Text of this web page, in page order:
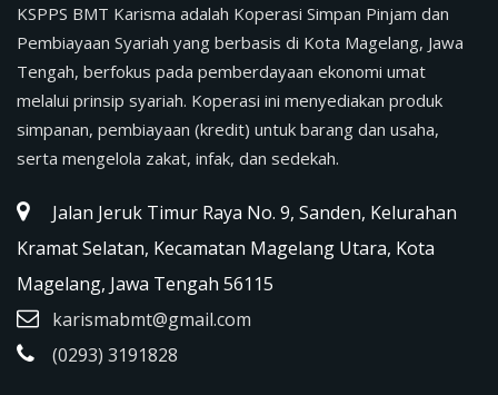
KSPPS BMT Karisma adalah Koperasi Simpan Pinjam dan
Pembiayaan Syariah yang berbasis di Kota Magelang, Jawa
Tengah, berfokus pada pemberdayaan ekonomi umat
melalui prinsip syariah. Koperasi ini menyediakan produk
simpanan, pembiayaan (kredit) untuk barang dan usaha,
serta mengelola zakat, infak, dan sedekah.
Jalan Jeruk Timur Raya No. 9, Sanden, Kelurahan
Kramat Selatan, Kecamatan Magelang Utara, Kota
Magelang, Jawa Tengah 56115
karismabmt@gmail.com
(0293) 3191828